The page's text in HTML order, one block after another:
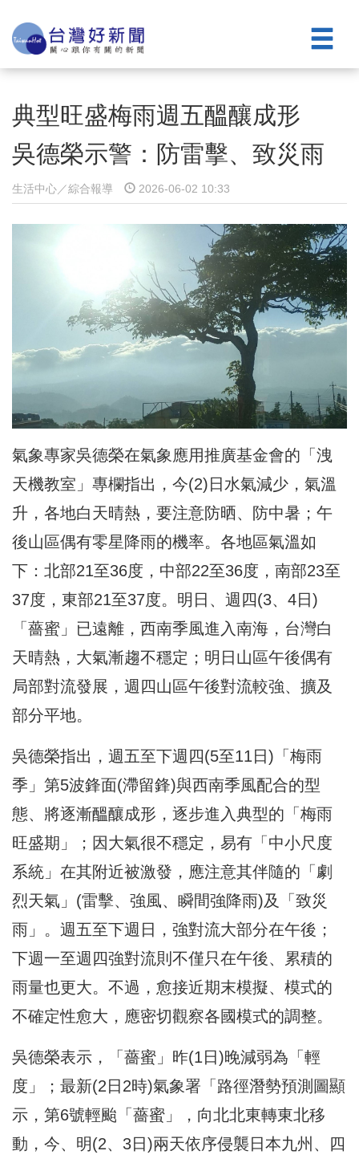
典型旺盛梅雨週五醞釀成形
吳德榮示警：防雷擊、致災雨
生活中心／綜合報導 2026-06-02 10:33
氣象專家吳德榮在氣象應用推廣基金會的「洩
天機教室」專欄指出，今(2)日水氣減少，氣溫
升，各地白天晴熱，要注意防晒、防中暑；午
後山區偶有零星降雨的機率。各地區氣溫如
下：北部21至36度，中部22至36度，南部23至
37度，東部21至37度。明日、週四(3、4日)
「薔蜜」已遠離，西南季風進入南海，台灣白
天晴熱，大氣漸趨不穩定；明日山區午後偶有
局部對流發展，週四山區午後對流較強、擴及
部分平地。
吳德榮指出，週五至下週四(5至11日)「梅雨
季」第5波鋒面(滯留鋒)與西南季風配合的型
態、將逐漸醞釀成形，逐步進入典型的「梅雨
旺盛期」；因大氣很不穩定，易有「中小尺度
系統」在其附近被激發，應注意其伴隨的「劇
烈天氣」(雷擊、強風、瞬間強降雨)及「致災
雨」。週五至下週日，強對流大部分在午後；
下週一至週四強對流則不僅只在午後、累積的
雨量也更大。不過，愈接近期末模擬、模式的
不確定性愈大，應密切觀察各國模式的調整。
吳德榮表示，「薔蜜」昨(1日)晚減弱為「輕
度」；最新(2日2時)氣象署「路徑潛勢預測圖顯
示，第6號輕颱「薔蜜」，向北北東轉東北移
動，今、明(2、3日)兩天依序侵襲日本九州、四